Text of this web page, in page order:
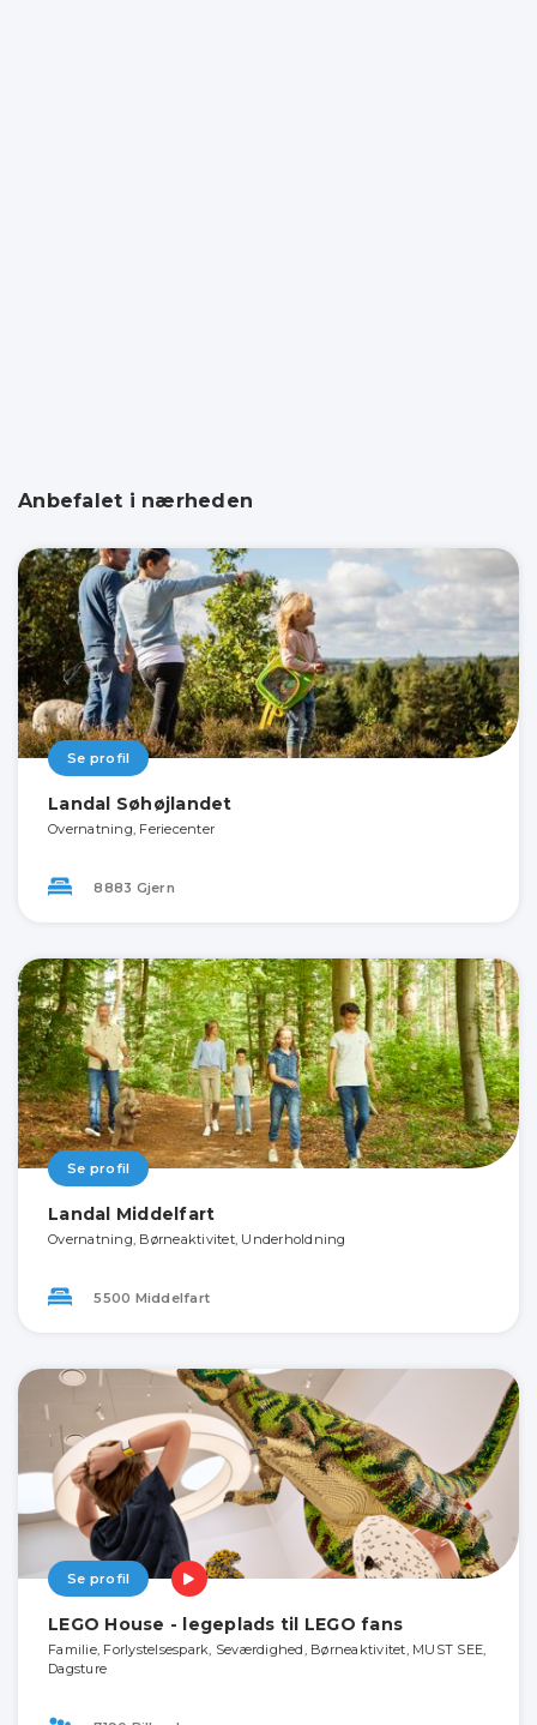
Anbefalet i nærheden
Se profil
Landal Søhøjlandet
Overnatning, Feriecenter
8883 Gjern
Se profil
Landal Middelfart
Overnatning, Børneaktivitet, Underholdning
5500 Middelfart
Se profil
LEGO House - legeplads til LEGO fans
Familie, Forlystelsespark, Seværdighed, Børneaktivitet, MUST SEE,
Dagsture